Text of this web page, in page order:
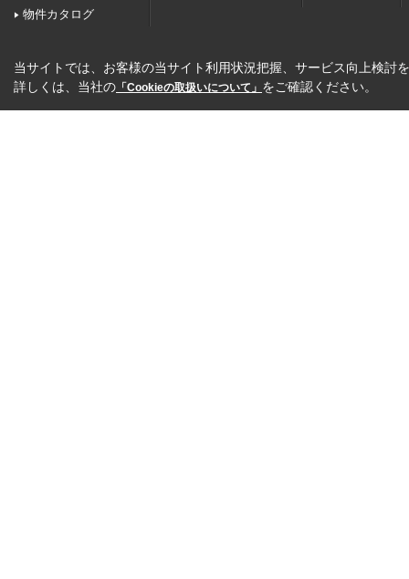
物件カタログ
当サイトでは、お客様の当サイト利用状況把握、サービス向上検討
詳しくは、当社の 「Cookieの取扱いについて」 をご確認ください。